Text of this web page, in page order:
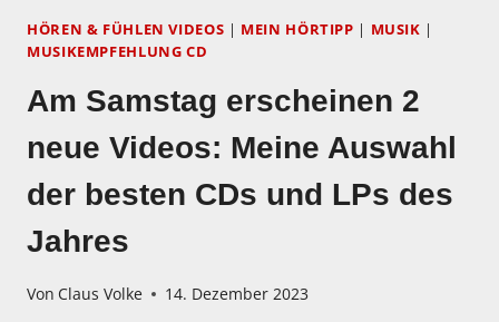
HÖREN & FÜHLEN VIDEOS | MEIN HÖRTIPP | MUSIK |
MUSIKEMPFEHLUNG CD
Am Samstag erscheinen 2
neue Videos: Meine Auswahl
der besten CDs und LPs des
Jahres
Von Claus Volke 14. Dezember 2023